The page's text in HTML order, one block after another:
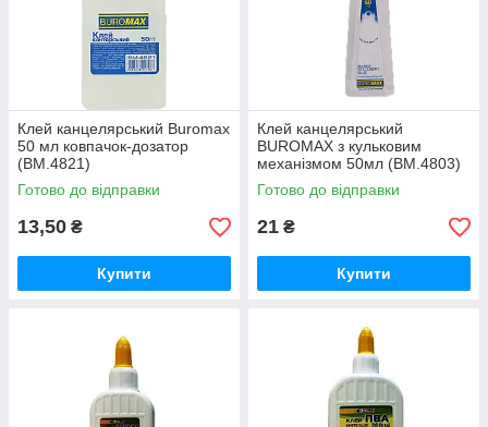
Клей канцелярський Buromax
50 мл ковпачок-дозатор
(BM.4821)
Готово до відправки
13,50 ₴
Купити
Клей канцелярський
BUROMAX з кульковим
механізмом 50мл (BM.4803)
Готово до відправки
21 ₴
Купити